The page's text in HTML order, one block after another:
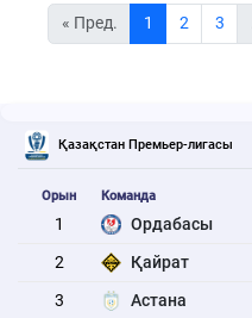
« Пред. 1 2 3
Қазақстан Премьер-лигасы
Орын Команда
1 Ордабасы
2
Қайрат
3
Астана